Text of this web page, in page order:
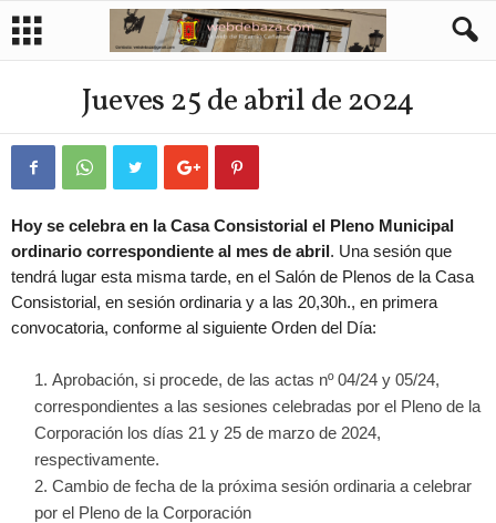
Jueves 25 de abril de 2024
Hoy se celebra en la Casa Consistorial el Pleno Municipal
ordinario correspondiente al mes de abril. Una sesión que
tendrá lugar esta misma tarde, en el Salón de Plenos de la Casa
Consistorial, en sesión ordinaria y a las 20,30h., en primera
convocatoria, conforme al siguiente Orden del Día:
Aprobación, si procede, de las actas nº 04/24 y 05/24,
correspondientes a las sesiones celebradas por el Pleno de la
Corporación los días 21 y 25 de marzo de 2024,
respectivamente.
Cambio de fecha de la próxima sesión ordinaria a celebrar
por el Pleno de la Corporación